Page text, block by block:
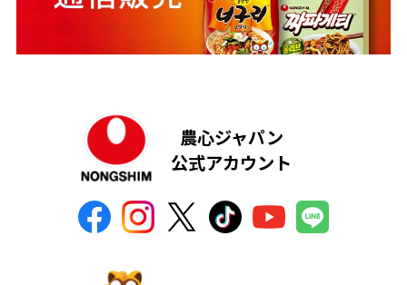
農心ジャパン
公式アカウント